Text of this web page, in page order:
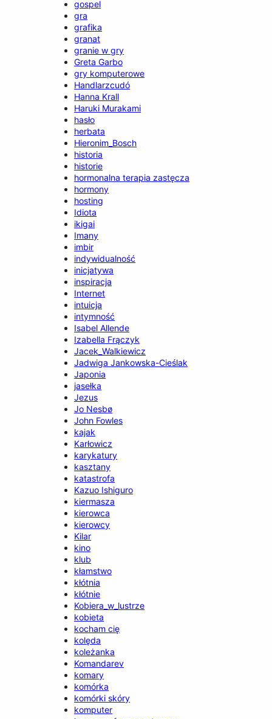
gospel
gra
grafika
granat
granie w gry
Greta Garbo
gry komputerowe
Handlarzcudó
Hanna Krall
Haruki Murakami
hasło
herbata
Hieronim_Bosch
historia
historie
hormonalna terapia zastęcza
hormony
hosting
Idiota
ikigai
Imany
imbir
indywidualność
inicjatywa
inspiracja
Internet
intuicja
intymność
Isabel Allende
Izabella Frączyk
Jacek_Walkiewicz
Jadwiga Jankowska-Cieślak
Japonia
jasełka
Jezus
Jo Nesbø
John Fowles
kajak
Karłowicz
karykatury
kasztany
katastrofa
Kazuo Ishiguro
kiermasza
kierowca
kierowcy
Kilar
kino
klub
kłamstwo
kłótnia
kłótnie
Kobiera_w_lustrze
kobieta
kocham cię
kolęda
koleżanka
Komandarev
komary
komórka
komórki skóry
komputer